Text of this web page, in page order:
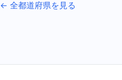
← 全都道府県を見る